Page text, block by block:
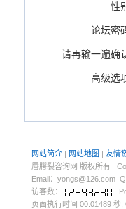
性
论坛密
请再输一遍确
高级选
网站简介 | 网站地图 | 友情
唇腭裂咨询网 版权所有
Email：yongs@126.com
访客数：
页面执行时间 00.01489 秒,